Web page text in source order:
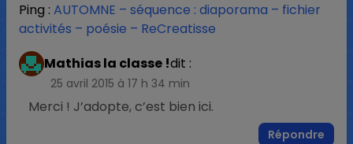
Ping : AUTOMNE – séquence : diaporama – fichier
activités – poésie – ReCreatisse
Mathias la classe !dit :
25 avril 2015 à 17 h 34 min
Merci ! J’adopte, c’est bien ici.
Répondre